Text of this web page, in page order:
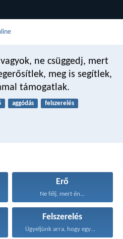
ne csüggedj, mert
meg is segítlek,
támogatlak.
aggódás
felszerelés
Erő
Ne félj, mert én...
Felszerelés
Ügyeljünk arra, hogy egymást...